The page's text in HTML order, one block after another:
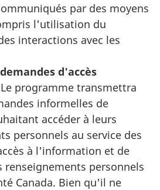
par des moyens
l'utilisation du
interactions avec les
d'accès
Le programme transmettra
informelles de
accéder à leurs
personnels au service des
à l'information et de
renseignements personnels
Canada. Bien qu'il ne